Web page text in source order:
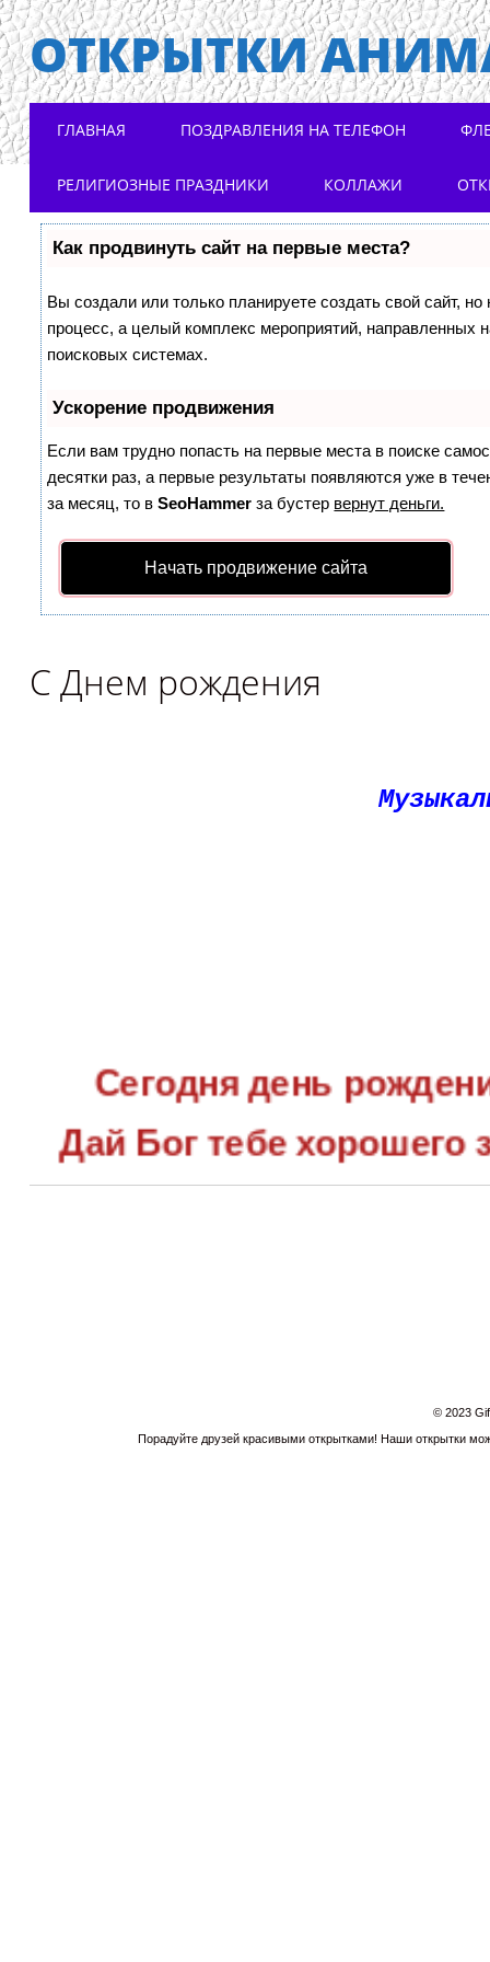
ОТКРЫТКИ
Main menu
ГЛАВНАЯ ПОЗДРАВЛЕНИЯ НА ТЕЛЕФОН
РЕЛИГИОЗНЫЕ ПРАЗДНИКИ КОЛЛАЖИ
Как продвинуть сайт на первые места?
Вы создали или только планируете создать свой сайт,
процесс, а целый комплекс мероприятий, направленных
поисковых системах.
Ускорение продвижения
Если вам трудно попасть на первые места в поиске
десятки раз, а первые результаты появляются уже в
за месяц, то вSeoHammer за бустер вернут деньги.
Начать продвижение сайта
С Днем рождения
Сегодня день
Дай Бог тебе хорошего
Пускай в семье твоей
© 2023
Порадуйте друзей красивыми открытками! Наши открытки